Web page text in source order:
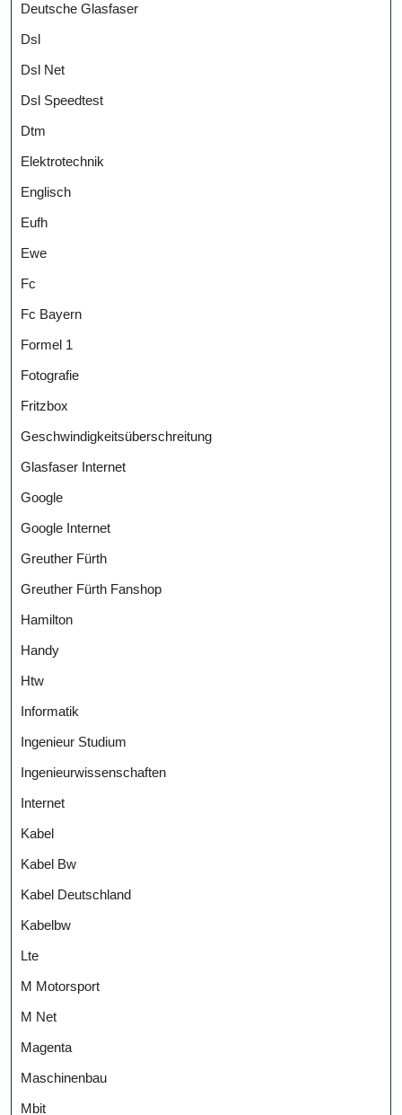
Deutsche Glasfaser
Dsl
Dsl Net
Dsl Speedtest
Dtm
Elektrotechnik
Englisch
Eufh
Ewe
Fc
Fc Bayern
Formel 1
Fotografie
Fritzbox
Geschwindigkeitsüberschreitung
Glasfaser Internet
Google
Google Internet
Greuther Fürth
Greuther Fürth Fanshop
Hamilton
Handy
Htw
Informatik
Ingenieur Studium
Ingenieurwissenschaften
Internet
Kabel
Kabel Bw
Kabel Deutschland
Kabelbw
Lte
M Motorsport
M Net
Magenta
Maschinenbau
Mbit